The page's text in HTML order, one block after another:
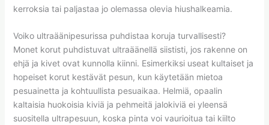
kerroksia tai paljastaa jo olemassa olevia hiushalkeamia.
Voiko ultraäänipesurissa puhdistaa koruja turvallisesti?
Monet korut puhdistuvat ultraäänellä siististi, jos rakenne on
ehjä ja kivet ovat kunnolla kiinni. Esimerkiksi useat kultaiset ja
hopeiset korut kestävät pesun, kun käytetään mietoa
pesuainetta ja kohtuullista pesuaikaa. Helmiä, opaalin
kaltaisia huokoisia kiviä ja pehmeitä jalokiviä ei yleensä
suositella ultrapesuun, koska pinta voi vaurioitua tai kiilto